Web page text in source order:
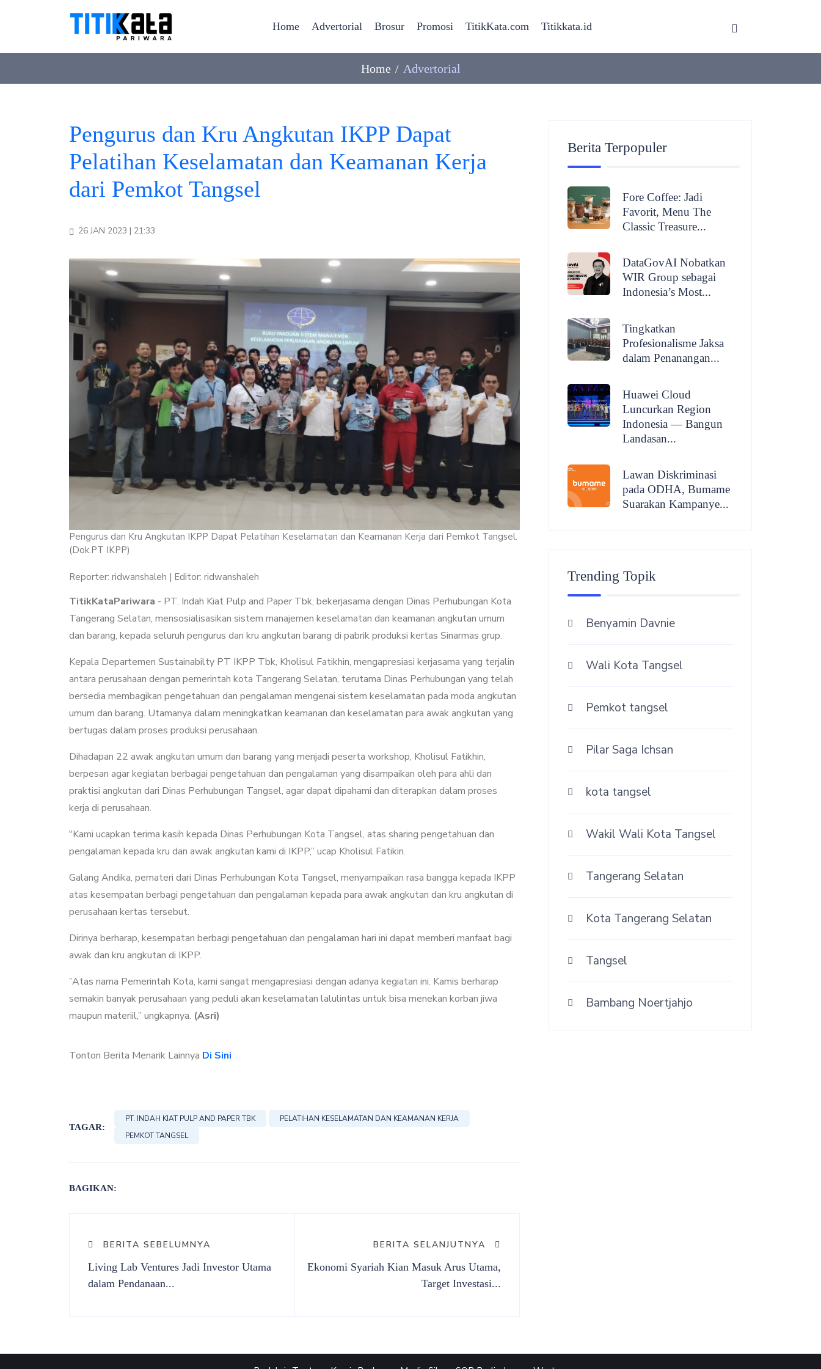
Home Advertorial Brosur Promosi TitikKata.com Titikkata.id
Home Advertorial
Pengurus dan Kru Angkutan IKPP Dapat
Pelatihan Keselamatan dan Keamanan Kerja
dari Pemkot Tangsel
26 JAN 2023 | 21:33
Pengurus dan Kru Angkutan IKPP Dapat Pelatihan Keselamatan dan Keamanan Kerja dari Pemkot Tangsel.
(Dok.PT IKPP)
Reporter: ridwanshaleh | Editor: ridwanshaleh
TitikKataPariwara - PT. Indah Kiat Pulp and Paper Tbk, bekerjasama dengan Dinas Perhubungan Kota
Tangerang Selatan, mensosialisasikan sistem manajemen keselamatan dan keamanan angkutan umum
dan barang, kepada seluruh pengurus dan kru angkutan barang di pabrik produksi kertas Sinarmas grup.
Kepala Departemen Sustainabilty PT IKPP Tbk, Kholisul Fatikhin, mengapresiasi kerjasama yang terjalin
antara perusahaan dengan pemerintah kota Tangerang Selatan, terutama Dinas Perhubungan yang telah
bersedia membagikan pengetahuan dan pengalaman mengenai sistem keselamatan pada moda angkutan
umum dan barang. Utamanya dalam meningkatkan keamanan dan keselamatan para awak angkutan yang
bertugas dalam proses produksi perusahaan.
Dihadapan 22 awak angkutan umum dan barang yang menjadi peserta workshop, Kholisul Fatikhin,
berpesan agar kegiatan berbagai pengetahuan dan pengalaman yang disampaikan oleh para ahli dan
praktisi angkutan dari Dinas Perhubungan Tangsel, agar dapat dipahami dan diterapkan dalam proses
kerja di perusahaan.
"Kami ucapkan terima kasih kepada Dinas Perhubungan Kota Tangsel, atas sharing pengetahuan dan
pengalaman kepada kru dan awak angkutan kami di IKPP,” ucap Kholisul Fatikin.
Galang Andika, pemateri dari Dinas Perhubungan Kota Tangsel, menyampaikan rasa bangga kepada IKPP
atas kesempatan berbagi pengetahuan dan pengalaman kepada para awak angkutan dan kru angkutan di
perusahaan kertas tersebut.
Dirinya berharap, kesempatan berbagi pengetahuan dan pengalaman hari ini dapat memberi manfaat bagi
awak dan kru angkutan di IKPP.
”Atas nama Pemerintah Kota, kami sangat mengapresiasi dengan adanya kegiatan ini. Kamis berharap
semakin banyak perusahaan yang peduli akan keselamatan lalulintas untuk bisa menekan korban jiwa
maupun materiil,” ungkapnya. (Asri)
Tonton Berita Menarik Lainnya Di Sini
TAGAR:
PT. INDAH KIAT PULP AND PAPER TBK
PELATIHAN KESELAMATAN DAN KEAMANAN KERJA
PEMKOT TANGSEL
BAGIKAN:
BERITA SEBELUMNYA
Living Lab Ventures Jadi Investor Utama
dalam Pendanaan...
BERITA SELANJUTNYA
Ekonomi Syariah Kian Masuk Arus Utama,
Target Investasi...
Berita Terpopuler
Fore Coffee: Jadi
Favorit, Menu The
Classic Treasure...
DataGovAI Nobatkan
WIR Group sebagai
Indonesia’s Most...
Tingkatkan
Profesionalisme Jaksa
dalam Penanangan...
Huawei Cloud
Luncurkan Region
Indonesia — Bangun
Landasan...
Lawan Diskriminasi
pada ODHA, Bumame
Suarakan Kampanye...
Trending Topik
Benyamin Davnie
Wali Kota Tangsel
Pemkot tangsel
Pilar Saga Ichsan
kota tangsel
Wakil Wali Kota Tangsel
Tangerang Selatan
Kota Tangerang Selatan
Tangsel
Bambang Noertjahjo